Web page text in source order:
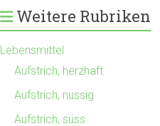
Weitere Rubriken
Lebensmittel
Aufstrich, herzhaft
Aufstrich, nussig
Aufstrich, süss